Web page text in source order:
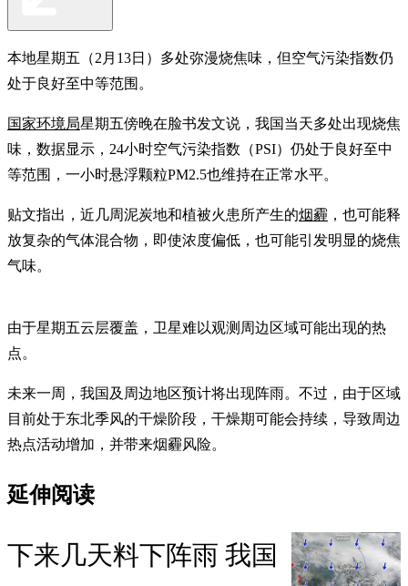
本地星期五（2月13日）多处弥漫烧焦味，但空气污染指数仍
处于良好至中等范围。
国家环境局星期五傍晚在脸书发文说，我国当天多处出现烧焦
味，数据显示，24小时空气污染指数（PSI）仍处于良好至中
等范围，一小时悬浮颗粒PM2.5也维持在正常水平。
贴文指出，近几周泥炭地和植被火患所产生的烟霾 ，也可能释
放复杂的气体混合物，即使浓度偏低，也可能引发明显的烧焦
气味。
由于星期五云层覆盖，卫星难以观测周边区域可能出现的热
点。
未来一周，我国及周边地区预计将出现阵雨。不过，由于区域
目前处于东北季风的干燥阶段，干燥期可能会持续，导致周边
热点活动增加，并带来烟霾风险。
延伸阅读
下来几天料下阵雨 我国